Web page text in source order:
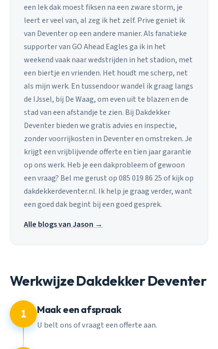
een lek dak moest fiksen na een zware storm, je
leert er veel van, al zeg ik het zelf. Prive geniet ik
van Deventer op een andere manier. Als fanatieke
supporter van GO Ahead Eagles ga ik in het
weekend vaak naar wedstrijden in het stadion, met
een biertje en vrienden. Het houdt me scherp, net
als mijn werk. En tussendoor wandel ik graag langs
de IJssel, bij De Waag, om even uit te blazen en de
stad van een afstandje te zien. Bij Dakdekker
Deventer bieden we gratis advies en inspectie,
zonder voorrijkosten in Deventer en omstreken. Je
krijgt een vrijblijvende offerte en tien jaar garantie
op ons werk. Heb je een dakprobleem of gewoon
een vraag? Bel me gerust op 085 019 86 25 of kijk op
dakdekkerdeventer.nl. Ik help je graag verder, want
een goed dak begint bij een goed gesprek.
Alle blogs van Jason →
Werkwijze Dakdekker Deventer
1 Maak een afspraak
U belt ons of vraagt een offerte aan.